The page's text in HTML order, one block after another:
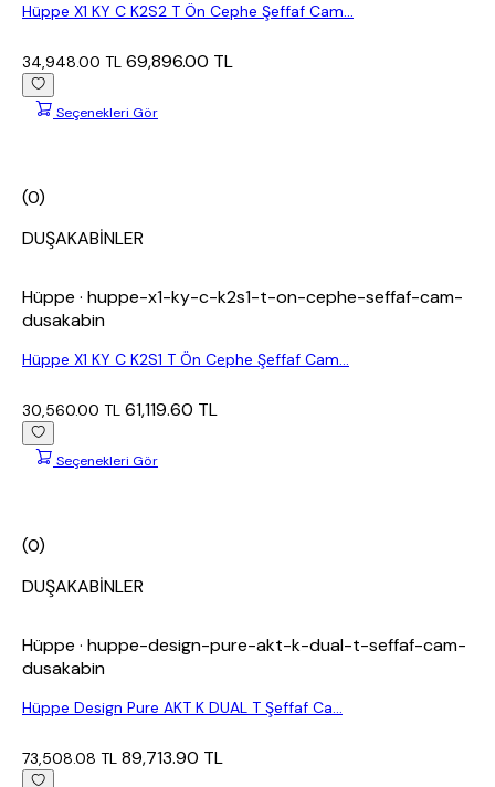
Hüppe X1 KY C K2S2 T Ön Cephe Şeffaf Cam...
34,948.00 TL 69,896.00 TL
Seçenekleri Gör
(0)
DUŞAKABİNLER
Hüppe · huppe-x1-ky-c-k2s1-t-on-cephe-seffaf-cam-
dusakabin
Hüppe X1 KY C K2S1 T Ön Cephe Şeffaf Cam...
30,560.00 TL 61,119.60 TL
Seçenekleri Gör
(0)
DUŞAKABİNLER
Hüppe · huppe-design-pure-akt-k-dual-t-seffaf-cam-
dusakabin
Hüppe Design Pure AKT K DUAL T Şeffaf Ca...
73,508.08 TL 89,713.90 TL